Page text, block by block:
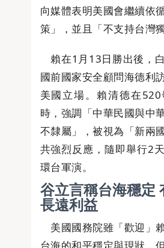
向媒體表明美國會繼續依
策」，並且「不支持台灣獨
賴在1月13日勝出後，
國前國家安全顧問海德利
美國立場。賴清德在
時，強調「中華民國與中
不隸屬」，被視為「新兩
共強烈反應，隨即舉行2
環台軍演。
谷立言稱台海穩定
長遠利益
美國國務院雖「歡迎」